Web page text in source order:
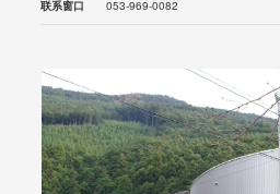
联系窗口 053-969-0082